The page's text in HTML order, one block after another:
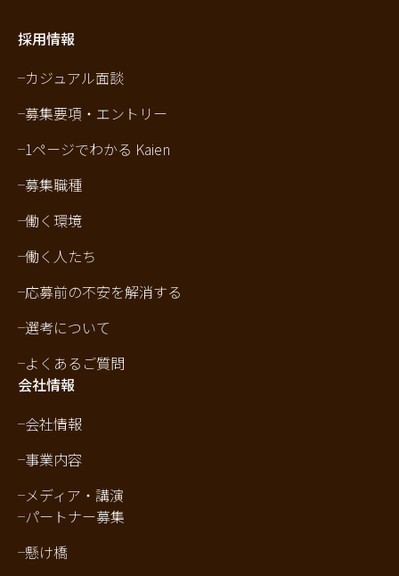
採用情報
カジュアル面談
募集要項・エントリー
1ページでわかる Kaien
募集職種
働く環境
働く人たち
応募前の不安を解消する
選考について
よくあるご質問
会社情報
会社情報
事業内容
メディア・講演
パートナー募集
懸け橋